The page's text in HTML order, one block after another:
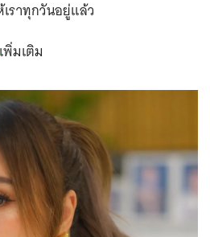
ราทุกวันอยู่แล้ว
เพิ่มเติม